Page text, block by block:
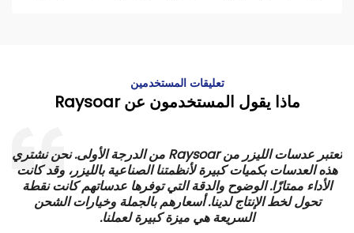
تعليقات المستخدمين
ماذا يقول المستخدمون عن Raysoar
تعتبر عدسات الليزر من Raysoar من الدرجة الأولى. نحن نشتري
هذه العدسات بكميات كبيرة لأنظمتنا الصناعية بالليزر، وقد كانت
الأداء ممتازًا. الوضوح والدقة التي توفرها عدساتهم كانت نقطة
تحول لخط الإنتاج لدينا. أسعارهم بالجملة وخيارات الشحن
السريعة هي ميزة كبيرة لعملنا.